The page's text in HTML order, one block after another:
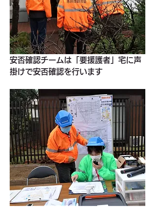
安否確認チームは「要援護者」宅に声
掛けで安否確認を行います